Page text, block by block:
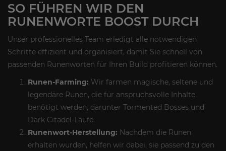
SO FÜHREN WIR DEN
RUNENWORTE BOOST DURCH
Unser professionelles Team erledigt alle notwendigen
Schritte effizient und organisiert, damit Sie schnell von
passenden Runenworten für Ihren Build profitieren können.
Runen-Farming: Wir farmen magische, seltene und
legendäre Runen, die für anspruchsvolle Inhalte
benötigt werden, darunter Tormented Bosses und
Dark Citadel-Läufe.
Runenwort-Herstellung: Nachdem die Runen
erhalten wurden, helfen wir dabei, sie passend zu den